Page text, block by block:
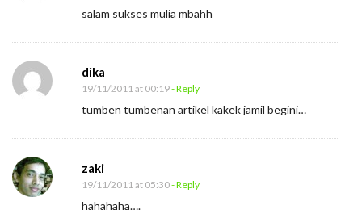
salam sukses mulia mbahh
dika
19/11/2011 at 00:19- Reply
tumben tumbenan artikel kakek jamil begini…
zaki
19/11/2011 at 05:30- Reply
hahahaha….